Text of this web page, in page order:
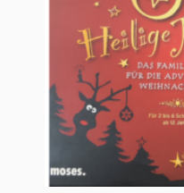
Oh, heilige Nacht!